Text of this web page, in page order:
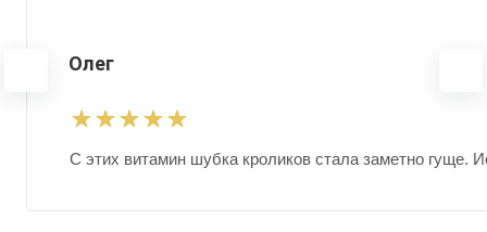
Олег
С этих витамин шубка кроликов стала заметно гуще.